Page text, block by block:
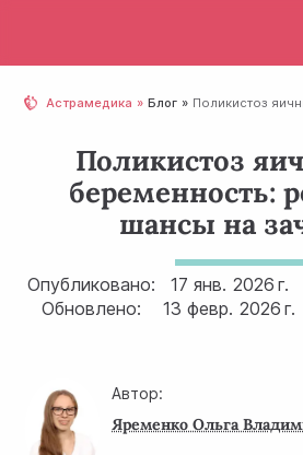
Астрамедика Блог Поликистоз
Поликистоз
беременность:
шансы на
Опубликовано: 17 янв. 2026 г.
Обновлено:
13 февр. 2026 г.
Автор:
Яременко Ольга